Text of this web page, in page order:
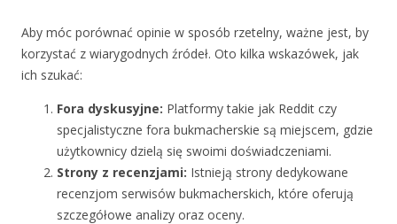
Aby móc porównać opinie w sposób rzetelny, ważne jest, by
korzystać z wiarygodnych źródeł. Oto kilka wskazówek, jak
ich szukać:
Fora dyskusyjne: Platformy takie jak Reddit czy
specjalistyczne fora bukmacherskie są miejscem, gdzie
użytkownicy dzielą się swoimi doświadczeniami.
Strony z recenzjami: Istnieją strony dedykowane
recenzjom serwisów bukmacherskich, które oferują
szczegółowe analizy oraz oceny.